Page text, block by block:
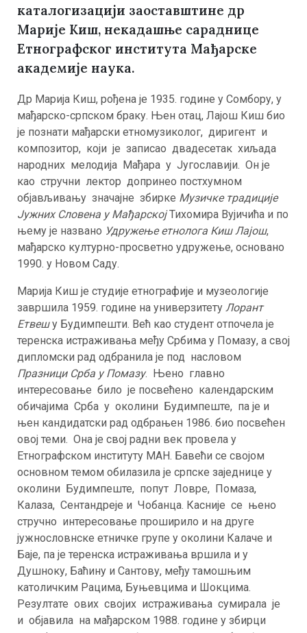
каталогизацији заоставштине др
Марије Киш, некадашње сараднице
Етнографског института Мађарске
академије наука.
Др Марија Киш, рођена је 1935. године у Сомбору, у
мађарско-српском браку. Њен отац, Лајош Киш био
је познати мађарски етномузиколог, диригент и
композитор, који је записао двадесетак хиљада
народних мелодија Мађара у Југославији. Он је
као стручни лектор допринео постхумном
објављивању значајне збирке Музичке традиције
Јужних Словена у МађарскојТихомира Вујичића и по
њему је названо Удружење етнолога Киш Лајош,
мађарско културно-просветно удружење, основано
1990. у Новом Саду.
Марија Киш је студије етнографије и музеологије
завршила 1959. године на универзитету Лорант
Етвешу Будимпешти. Већ као студент отпочела је
теренска истраживања међу Србима у Помазу, а свој
дипломски рад одбранила је под насловом
Празници Срба у Помазу. Њено главно
интересовање било је посвећено календарским
обичајима Срба у околини Будимпеште, па је и
њен кандидатски рад одбрањен 1986. био посвећен
овој теми. Она је свој радни век провела у
Етнографском институту МАН. Бавећи се својом
основном темом обилазила је српске заједнице у
околини Будимпеште, попут Ловре, Помаза,
Калаза, Сентандреје и Чобанца. Касније се њено
стручно интересовање проширило и на друге
јужнословнске етничке групе у околини Калаче и
Баје, па је теренска истраживања вршила и у
Душноку, Баћину и Сантову, међу тамошњим
католичким Рацима, Буњевцима и Шокцима.
Резултате ових својих истраживања сумирала је
и објавила на мађарском 1988. године у збирци